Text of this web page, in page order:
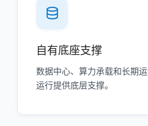
自有底座支撑
数据中心、算力承载和长期
运行提供底层支撑。